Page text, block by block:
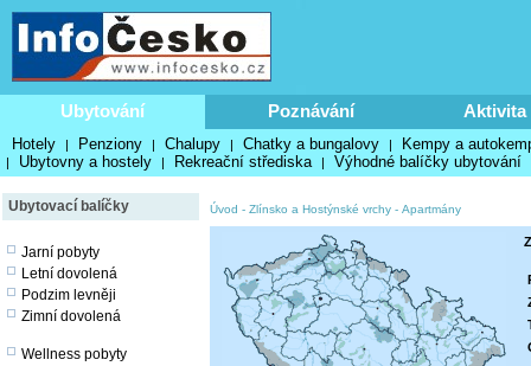
Ubytování Poznávání Aktivita
Hotely | Penziony | Chalupy | Chatky a bungalovy | Kempy a
| Ubytovny a hostely | Rekreační střediska | Výhodné balíčky ubytování
Ubytovací balíčky
Jarní pobyty
Letní dovolená
Podzim levněji
Zimní dovolená
Wellness pobyty
Úvod - Zlínsko a Hostýnské vrchy - Apartmány